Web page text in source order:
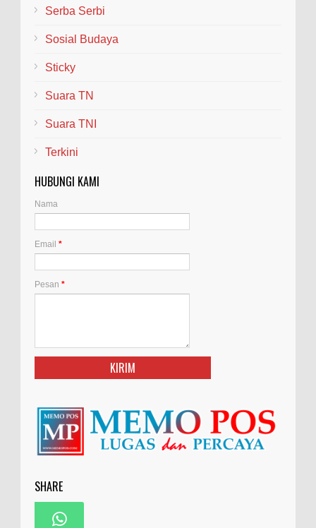
Serba Serbi
Sosial Budaya
Sticky
Suara TN
Suara TNI
Terkini
HUBUNGI KAMI
Nama
Email *
Pesan *
SHARE